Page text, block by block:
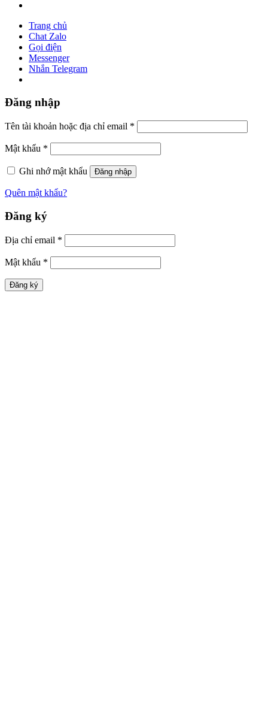
Trang chủ
Chat Zalo
Gọi điện
Messenger
Nhắn Telegram
Đăng nhập
Tên tài khoản hoặc địa chỉ email *
Mật khẩu *
Ghi nhớ mật khẩu Đăng nhập
Quên mật khẩu?
Đăng ký
Địa chỉ email *
Mật khẩu *
Đăng ký